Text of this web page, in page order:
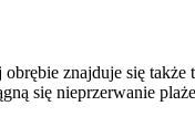
znajduje się
się nieprzerwanie